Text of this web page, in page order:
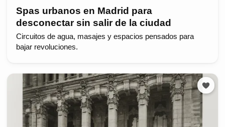
Spas urbanos en Madrid para
desconectar sin salir de la ciudad
Circuitos de agua, masajes y espacios pensados para
bajar revoluciones.